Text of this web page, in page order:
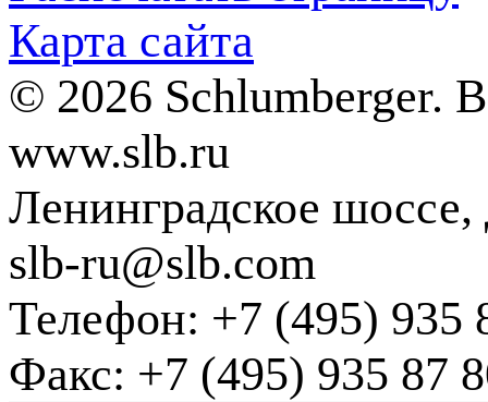
Карта сайта
© 2026 Schlumberger.
www.slb.ru
Ленинградское
slb-ru@slb.com
Телефон: +7 (495) 935
Факс: +7 (495) 935 87